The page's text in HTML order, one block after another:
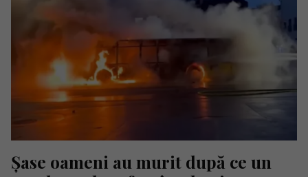
Șase oameni au murit după ce un